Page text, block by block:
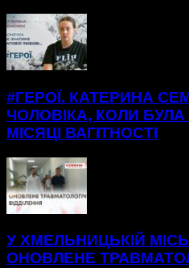
#ГЕРОЇ. КАТЕРИНА
ЧОЛОВІКА, КОЛИ
МІСЯЦІ ВАГІТНОСТІ
У ХМЕЛЬНИЦЬКІЙ
ОНОВЛЕНЕ